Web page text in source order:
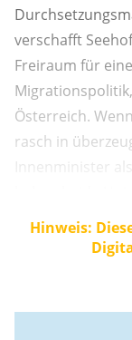
verschafft
Freiraum für
Österreich.
rasch in
der
Hinweis: